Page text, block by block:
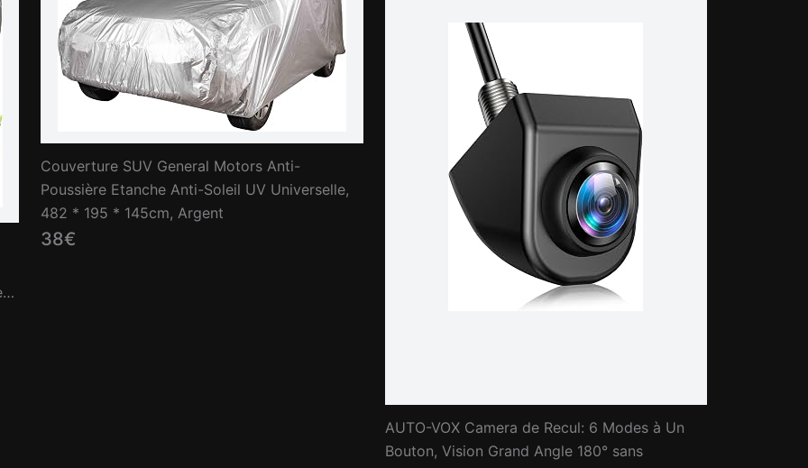
Couverture SUV General Motors Anti-
Poussière Etanche Anti-Soleil UV Universelle,
482 * 195 * 145cm, Argent
38€
AUTO-VOX Camera de Recul: 6 Modes à Un
Bouton, Vision Grand Angle 180° sans